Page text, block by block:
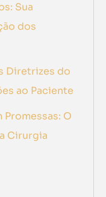
Sua
dos
Diretrizes do
ao Paciente
O
Cirurgia